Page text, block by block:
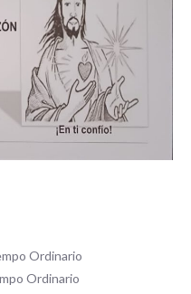
Ordinario
Ordinario